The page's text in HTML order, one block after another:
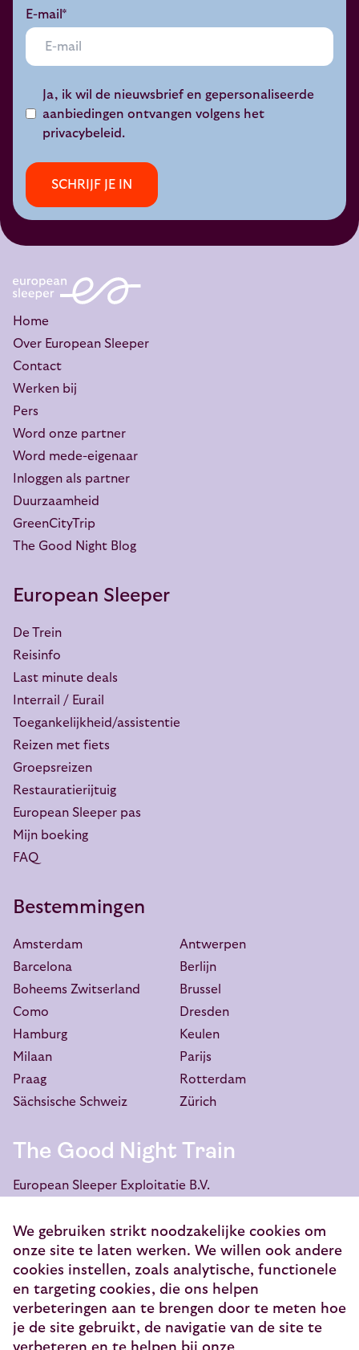
E-mail*
Ja, ik wil de nieuwsbrief en gepersonaliseerde
aanbiedingen ontvangen volgens het
privacybeleid .
SCHRIJF JE IN
Home
Over European Sleeper
Contact
Werken bij
Pers
Word onze partner
Word mede-eigenaar
Inloggen als partner
Duurzaamheid
GreenCityTrip
The Good Night Blog
European Sleeper
De Trein
Reisinfo
Last minute deals
Interrail / Eurail
Toegankelijkheid/assistentie
Reizen met fiets
Groepsreizen
Restauratierijtuig
European Sleeper pas
Mijn boeking
FAQ
Bestemmingen
Amsterdam
Antwerpen
Barcelona
Berlijn
Boheems Zwitserland
Brussel
Como
Dresden
Hamburg
Keulen
Milaan
Parijs
Praag
Rotterdam
Sächsische Schweiz
Zürich
The Good Night Train
European Sleeper Exploitatie B.V.
3521 GH Utrecht
info@europeansleeper.eu
KVK 86040472
We gebruiken strikt noodzakelijke cookies om
onze site te laten werken. We willen ook andere
cookies instellen, zoals analytische, functionele
en targeting cookies, die ons helpen
verbeteringen aan te brengen door te meten hoe
je de site gebruikt, de navigatie van de site te